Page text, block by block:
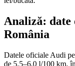
Analiză: date
România
Datele oficiale Audi
de 5,5–6,0 l/100 km,